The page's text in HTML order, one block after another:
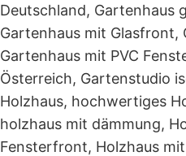
Deutschland, Gartenhaus
Gartenhaus mit Glasfront,
Gartenhaus mit PVC
Österreich, Gartenstudio
Holzhaus, hochwertiges
holzhaus mit dämmung,
Fensterfront, Holzhaus